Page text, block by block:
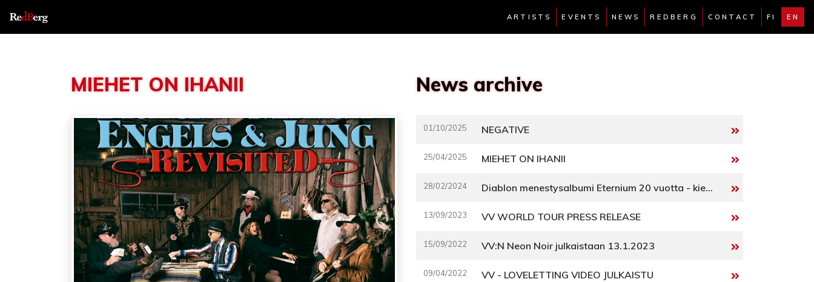
ARTISTS EVENTS NEWS REDBERG CONTACT FI EN
MIEHET ON IHANII News archive
01/10/2025 NEGATIVE
25/04/2025 MIEHET ON IHANII
28/02/2024 Diablon menestysalbumi Eternium 20 vuotta - kiertue, video ja vinyylijulkaisu!
13/09/2023 VV WORLD TOUR PRESS RELEASE
15/09/2022 VV:N Neon Noir julkaistaan 13.1.2023
09/04/2022 VV - LOVELETTING VIDEO JULKAISTU